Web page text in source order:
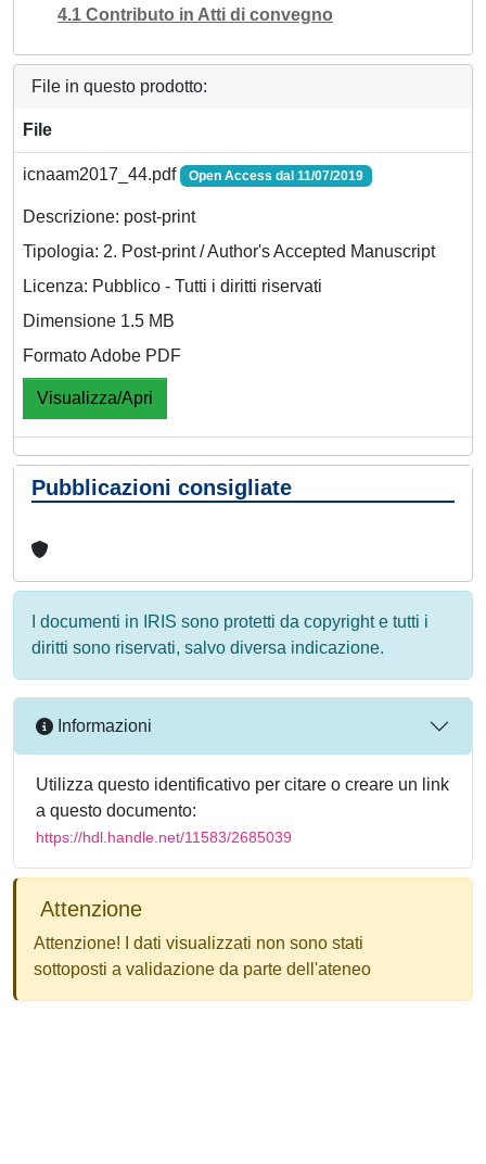
4.1 Contributo in Atti di convegno
File in questo prodotto:
File
icnaam2017_44.pdf Open Access dal 11/07/2019
Descrizione: post-print
Tipologia: 2. Post-print / Author's Accepted Manuscript
Licenza: Pubblico - Tutti i diritti riservati
Dimensione 1.5 MB
Formato Adobe PDF
Visualizza/Apri
Pubblicazioni consigliate
I documenti in IRIS sono protetti da copyright e tutti i
diritti sono riservati, salvo diversa indicazione.
Informazioni
Utilizza questo identificativo per citare o creare un link
a questo documento:
https://hdl.handle.net/11583/2685039
Attenzione
Attenzione! I dati visualizzati non sono stati
sottoposti a validazione da parte dell'ateneo